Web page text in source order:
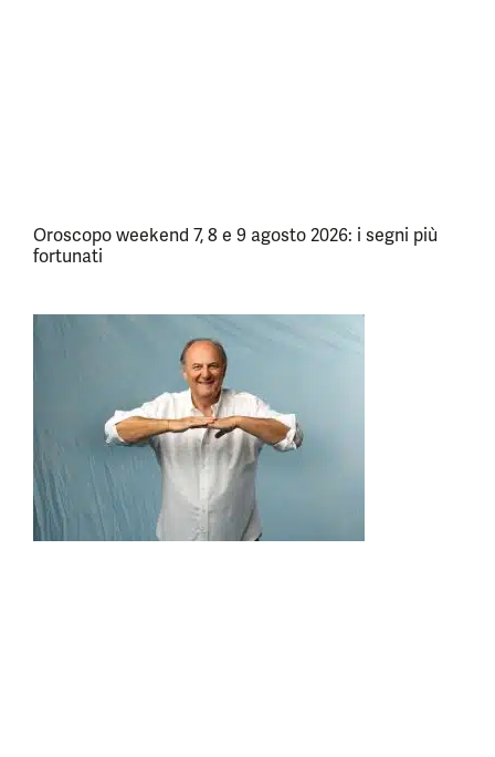
Oroscopo weekend 7, 8 e 9 agosto 2026: i segni più
fortunati